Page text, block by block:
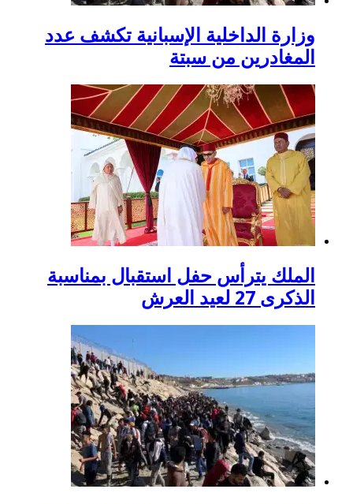
وزارة الداخلية الإسبانية تكشف عدد
المغادرين من سبتة
الملك يترأس حفل استقبال بمناسبة
الذكرى 27 لعيد العرش